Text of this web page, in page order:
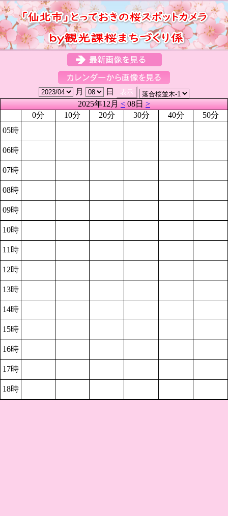
月
日
2025年12月<08日>
0分
10分 20分 30分 40分
50分
05時
06時
07時
08時
09時
10時
11時
12時
13時
14時
15時
16時
17時
18時